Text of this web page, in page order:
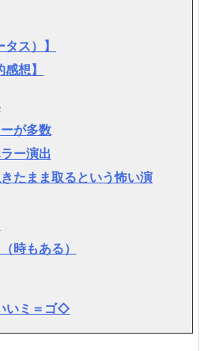
ス）】
想】
が多数
ー演出
たまま取るという怖い演
時もある）
いミ＝ゴ◇